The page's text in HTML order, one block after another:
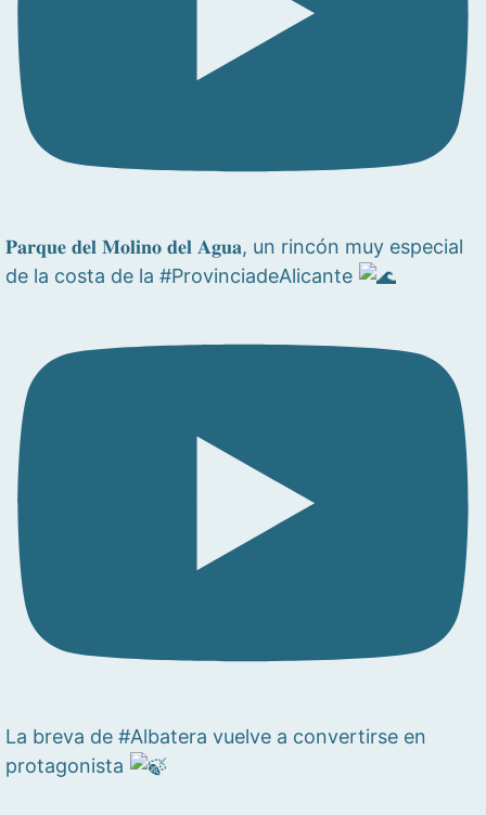
𝐏𝐚𝐫𝐪𝐮𝐞 𝐝𝐞𝐥 𝐌𝐨𝐥𝐢𝐧𝐨 𝐝𝐞𝐥 𝐀𝐠𝐮𝐚, un rincón muy especial
de la costa de la #ProvinciadeAlicante
La breva de #Albatera vuelve a convertirse en
protagonista